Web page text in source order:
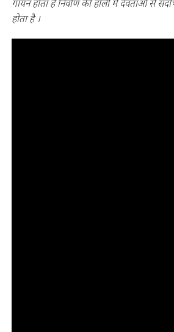
गायन होता है निर्वाण की होली में देवताओं से
होता है ।